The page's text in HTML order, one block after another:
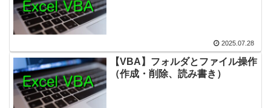
2025.07.28
【VBA】フォルダとファイル操作
（作成・削除、読み書き）